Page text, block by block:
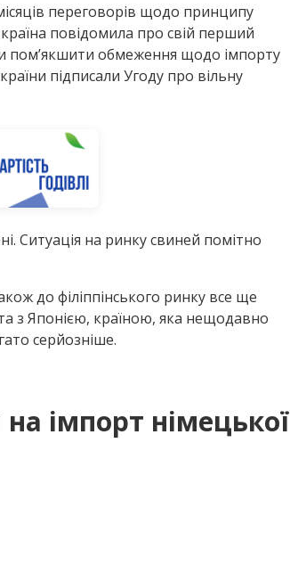
переговорів щодо принципу
країна повідомила про свій перший
пом’якшити обмеження щодо імпорту
підписали Угоду про вільну
Ситуація на ринку свиней помітно
до філіппінського ринку все ще
з Японією, країною, яка нещодавно
серйозніше.
імпорт німецької